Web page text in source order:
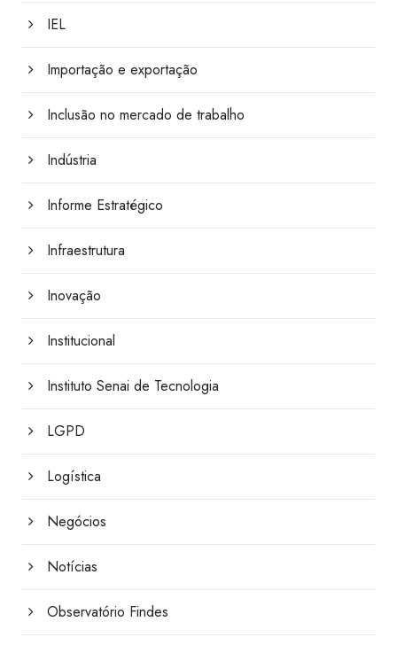
IEL
Importação e exportação
Inclusão no mercado de trabalho
Indústria
Informe Estratégico
Infraestrutura
Inovação
Institucional
Instituto Senai de Tecnologia
LGPD
Logística
Negócios
Notícias
Observatório Findes